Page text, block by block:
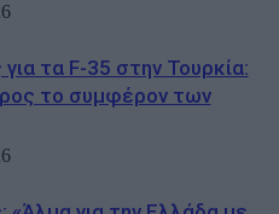
τα F-35 στην Τουρκία:
το συμφέρον των